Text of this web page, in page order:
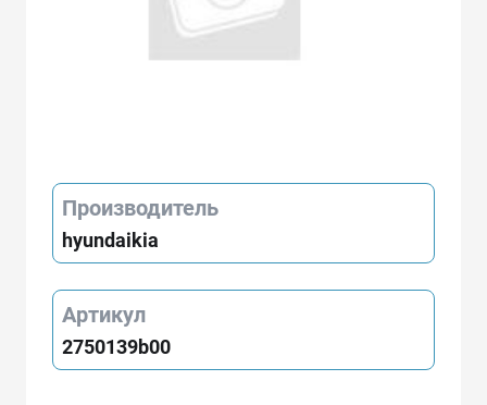
Производитель
hyundaikia
Артикул
2750139b00